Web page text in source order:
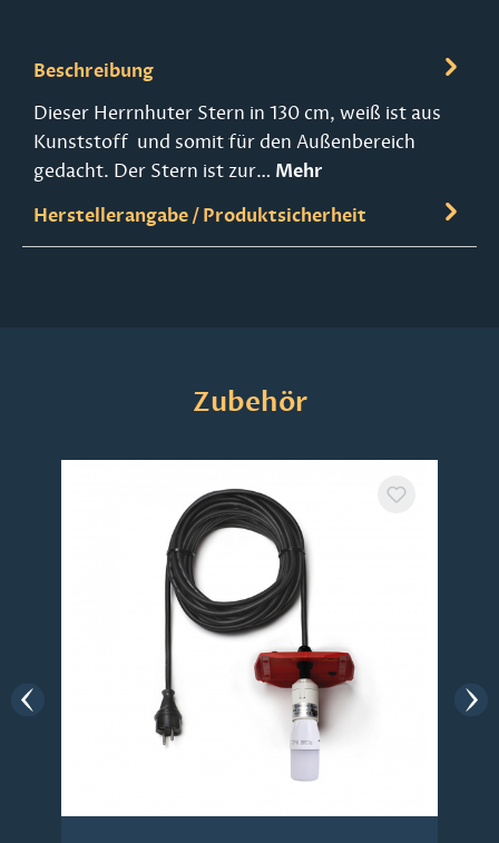
Beschreibung
Dieser Herrnhuter Stern in 130 cm, weiß ist aus
Kunststoff und somit für den Außenbereich
gedacht. Der Stern ist zur… Mehr
Herstellerangabe / Produktsicherheit
Produktgalerie überspringen
Zubehör